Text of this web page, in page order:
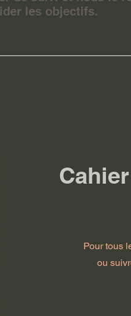
les objectifs.
Pour tous
ou